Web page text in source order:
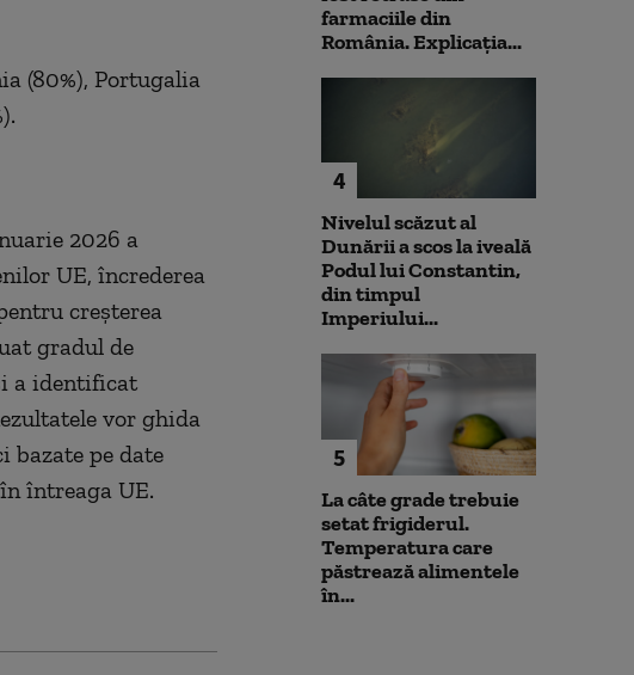
(80%), Portugalia
2026 a
UE, încrederea
creşterea
gradul de
a identificat
vor ghida
bazate pe date
întreaga UE.
farmaciile din
România. Explicația...
4
Nivelul scăzut al
Dunării a scos la iveală
Podul lui Constantin,
din timpul
Imperiului...
5
La câte grade trebuie
setat frigiderul.
Temperatura care
păstrează alimentele
în...